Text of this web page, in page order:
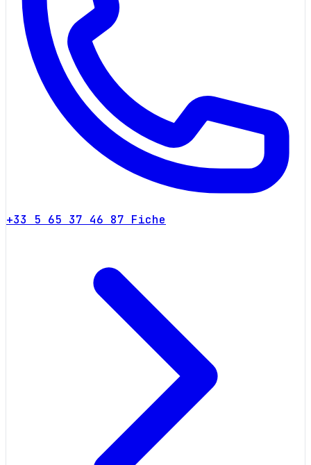
+33 5 65 37 46 87 Fiche